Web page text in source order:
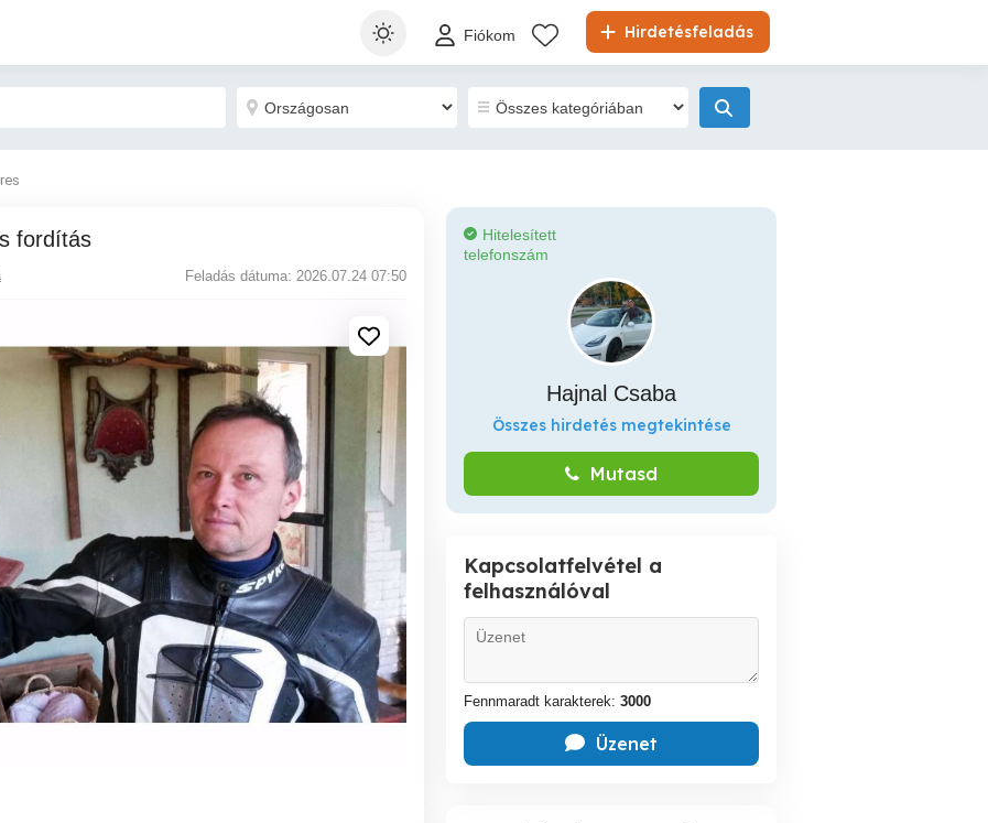
Hirdetésfeladás
Fiókom
fordítás
Feladás dátuma: 2026.07.24 07:50
Hitelesített
telefonszám
Hajnal Csaba
Összes hirdetés megtekintése
Mutasd
Kapcsolatfelvétel a
felhasználóval
Fennmaradt karakterek: 3000
Üzenet